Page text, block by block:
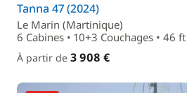
Tanna 47 (2024)
Le Marin (Martinique)
6 Cabines • 10+3 Couchages • 46 ft
À partir de 3 908 €